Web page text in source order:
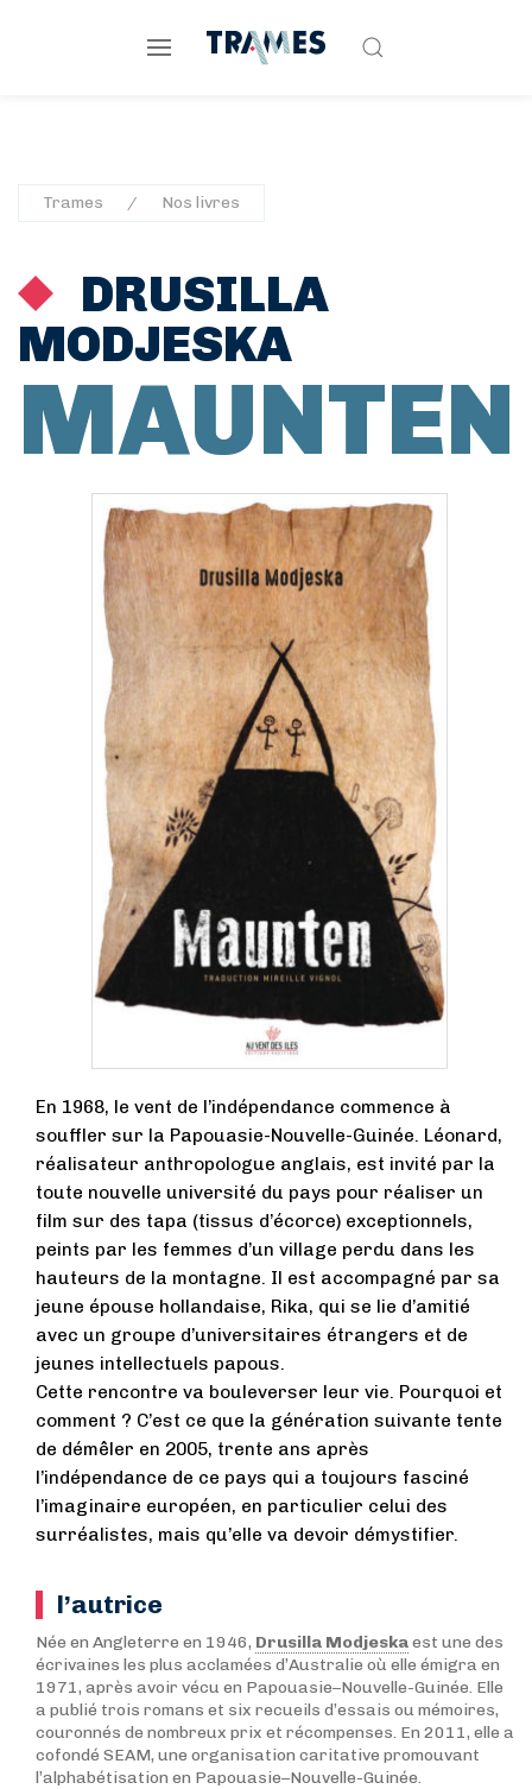
Trames Nos livres
DRUSILLA
MODJESKA
MAUNTEN
En 1968, le vent de l’indépendance commence à
souffler sur la Papouasie-Nouvelle-Guinée. Léonard,
réalisateur anthropologue anglais, est invité par la
toute nouvelle université du pays pour réaliser un
film sur des tapa (tissus d’écorce) exceptionnels,
peints par les femmes d’un village perdu dans les
hauteurs de la montagne. Il est accompagné par sa
jeune épouse hollandaise, Rika, qui se lie d’amitié
avec un groupe d’universitaires étrangers et de
jeunes intellectuels papous.
Cette rencontre va bouleverser leur vie. Pourquoi et
comment ? C’est ce que la génération suivante tente
de démêler en 2005, trente ans après
l’indépendance de ce pays qui a toujours fasciné
l’imaginaire européen, en particulier celui des
surréalistes, mais qu’elle va devoir démystifier.
l’autrice
Née en Angleterre en 1946, Drusilla Modjeskaest une des
écrivaines les plus acclamées d’Australie où elle émigra en
1971, après avoir vécu en Papouasie–Nouvelle-Guinée. Elle
a publié trois romans et six recueils d’essais ou mémoires,
couronnés de nombreux prix et récompenses. En 2011, elle a
cofondé SEAM, une organisation caritative promouvant
l’alphabétisation en Papouasie–Nouvelle-Guinée.